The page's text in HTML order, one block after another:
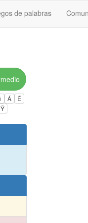
de palabras
Á
É
Ÿ